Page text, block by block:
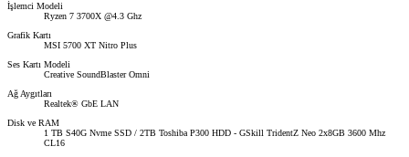
İşlemci Modeli
Ryzen 7 3700X @4.3 Ghz
Grafik Kartı
MSI 5700 XT Nitro Plus
Ses Kartı Modeli
Creative SoundBlaster Omni
Ağ Aygıtları
Realtek® GbE LAN
Disk ve RAM
1 TB S40G Nvme SSD / 2TB Toshiba P300 HDD - GSkill TridentZ Neo 2x8GB 3600 Mhz
CL16